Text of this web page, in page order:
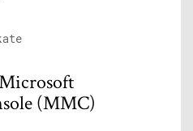
(MMC)